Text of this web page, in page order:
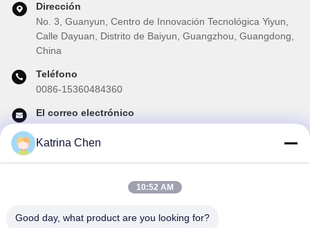
Dirección
No. 3, Guanyun, Centro de Innovación Tecnológica Yiyun,
Calle Dayuan, Distrito de Baiyun, Guangzhou, Guangdong,
China
Teléfono
0086-15360484360
El correo electrónico
Suscríbete a nuestro boletín para obtener descuentos y más.
Katrina Chen
10:52 AM
Good day, what product are you looking for?